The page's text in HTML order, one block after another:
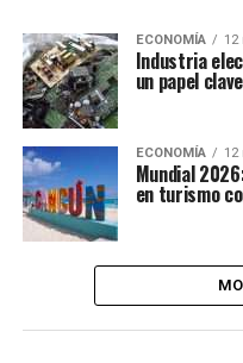
ECONOMÍA 12
Industria
un papel
ECONOMÍA 12
Mundial
en turismo